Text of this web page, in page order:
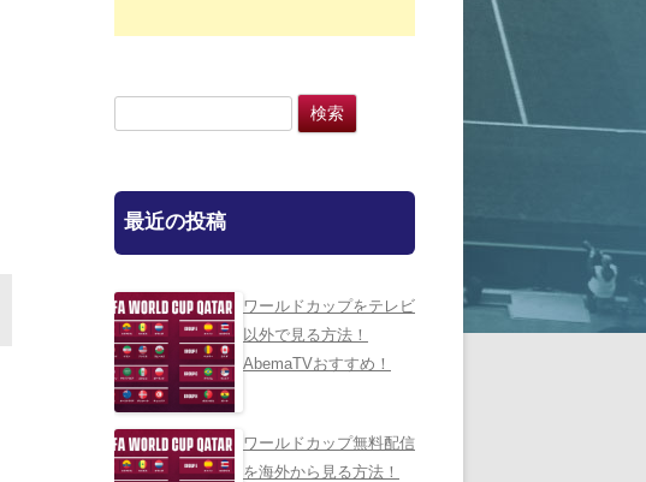
索:
最近の投稿
ワールドカップをテレビ
以外で見る方法！
AbemaTVおすすめ！
ワールドカップ無料配信
を海外から見る方法！